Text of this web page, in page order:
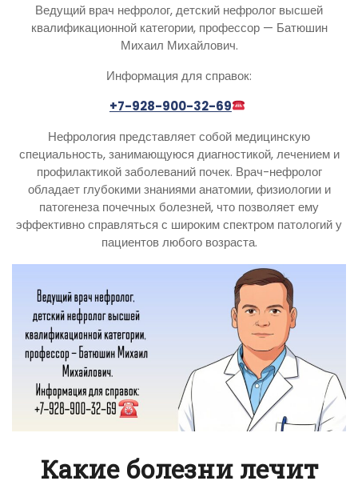
Ведущий врач нефролог, детский нефролог высшей
квалификационной категории, профессор — Батюшин
Михаил Михайлович.
Информация для справок:
+7-928-900-32-69
Нефрология представляет собой медицинскую
специальность, занимающуюся диагностикой, лечением и
профилактикой заболеваний почек. Врач-нефролог
обладает глубокими знаниями анатомии, физиологии и
патогенеза почечных болезней, что позволяет ему
эффективно справляться с широким спектром патологий у
пациентов любого возраста.
Какие болезни лечит